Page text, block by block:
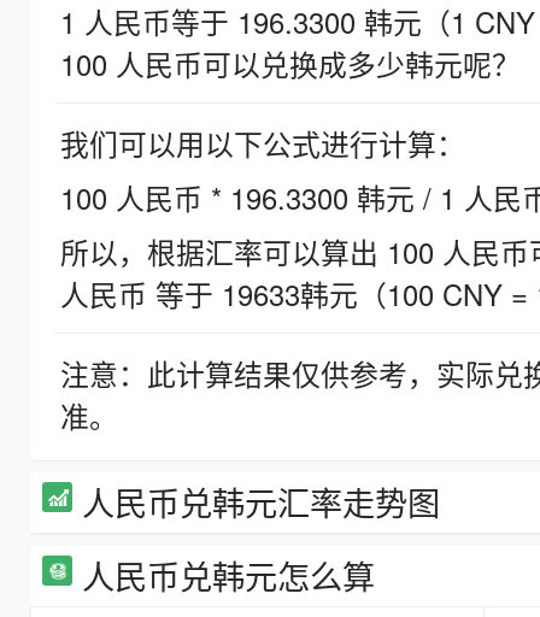
1 人民币等于 196.3300 韩元（1
100 人民币可以兑换成多少韩元呢？
我们可以用以下公式进行计算：
100 人民币 * 196.3300 韩元 / 1 人民
所以，根据汇率可以算出 100 人民
人民币 等于 19633韩元（100 CNY =
注意：此计算结果仅供参考，实际
准。
人民币兑韩元汇率走势图
人民币兑韩元怎么算